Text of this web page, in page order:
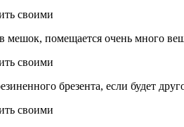
мешок, помещается очень много
брезента, если будет